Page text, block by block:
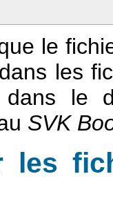
le
les
dans le
SVK
les